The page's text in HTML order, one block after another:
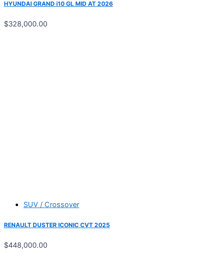
HYUNDAI GRAND i10 GL MID AT 2026
$328,000.00
SUV / Crossover
RENAULT DUSTER ICONIC CVT 2025
$448,000.00